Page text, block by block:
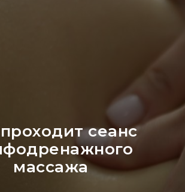
сеанс
массажа